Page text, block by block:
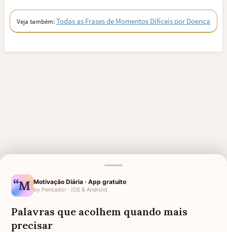
Veja também:Todas as Frases de Momentos Difíceis por Doença
Motivação Diária · App gratuito
by Pensador · iOS & Android
Palavras que acolhem quando mais
precisar